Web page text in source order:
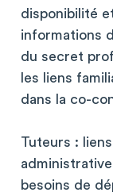
disponibilité
informations
du secret
les liens
dans la co-
Tuteurs :
besoins de